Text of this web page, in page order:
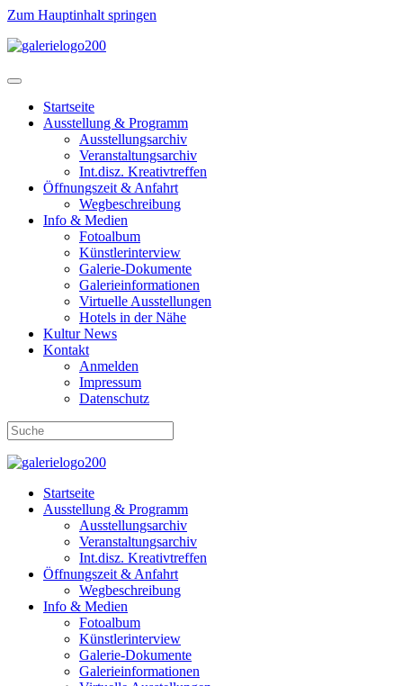
Zum Hauptinhalt springen
Startseite
Ausstellung & Programm
Ausstellungsarchiv
Veranstaltungsarchiv
Int.disz. Kreativtreffen
Öffnungszeit & Anfahrt
Wegbeschreibung
Info & Medien
Fotoalbum
Künstlerinterview
Galerie-Dokumente
Galerieinformationen
Virtuelle Ausstellungen
Hotels in der Nähe
Kultur News
Kontakt
Anmelden
Impressum
Datenschutz
Startseite
Ausstellung & Programm
Ausstellungsarchiv
Veranstaltungsarchiv
Int.disz. Kreativtreffen
Öffnungszeit & Anfahrt
Wegbeschreibung
Info & Medien
Fotoalbum
Künstlerinterview
Galerie-Dokumente
Galerieinformationen